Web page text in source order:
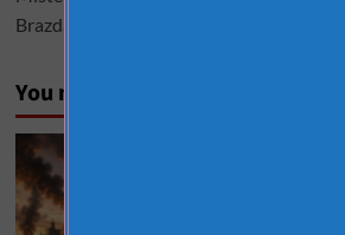
Brazda lui Novac, una dintre cele mai
You may have missed